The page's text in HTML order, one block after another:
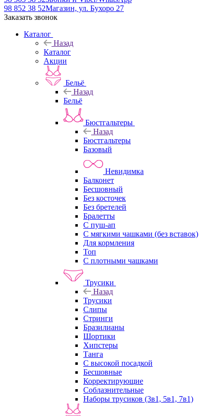
98 852 38 52Магазин, ул. Бухоро 27
Заказать звонок
Каталог
Назад
Каталог
Акции
Бельё
Назад
Бельё
Бюстгальтеры
Назад
Бюстгальтеры
Базовый
Невидимка
Балконет
Бесшовный
Без косточек
Без бретелей
Бралетты
С пуш-ап
С мягкими чашками (без вставок)
Для кормления
Топ
С плотными чашками
Трусики
Назад
Трусики
Слипы
Стринги
Бразилианы
Шортики
Хипстеры
Танга
С высокой посадкой
Бесшовные
Корректирующие
Соблазнительные
Наборы трусиков (3в1, 5в1, 7в1)